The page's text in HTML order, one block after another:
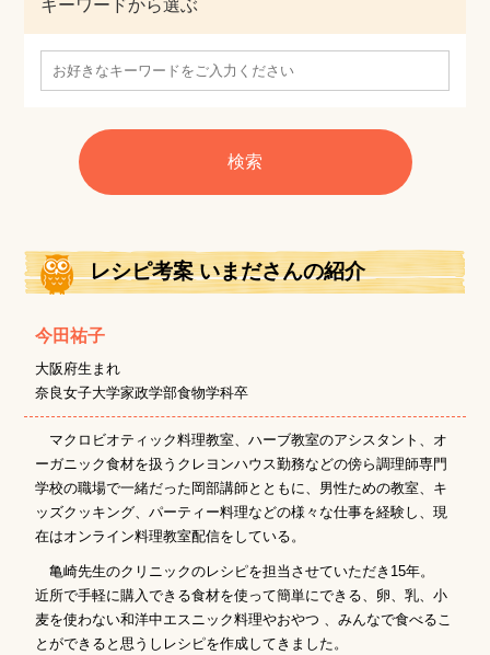
キーワードから選ぶ
レシピ考案 いまださんの紹介
今田祐子
大阪府生まれ
奈良女子大学家政学部食物学科卒
マクロビオティック料理教室、ハーブ教室のアシスタント、オ
ーガニック食材を扱うクレヨンハウス勤務などの傍ら調理師専門
学校の職場で一緒だった岡部講師とともに、男性ための教室、キ
ッズクッキング、パーティー料理などの様々な仕事を経験し、現
在はオンライン料理教室配信をしている。
亀崎先生のクリニックのレシピを担当させていただき15年。
近所で手軽に購入できる食材を使って簡単にできる、卵、乳、小
麦を使わない和洋中エスニック料理やおやつ 、みんなで食べるこ
とができると思うしレシピを作成してきました。